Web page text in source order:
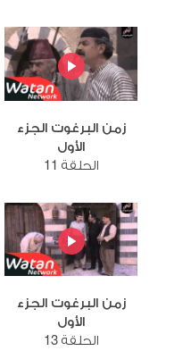
زمن البرغوت الجزء
الأول
الحلقة 11
زمن البرغوت الجزء
الأول
الحلقة 13